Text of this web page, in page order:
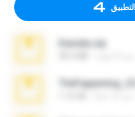
Daniela.zip